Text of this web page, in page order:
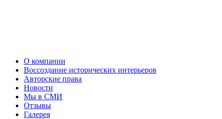
О компании
Воссоздание исторических интерьеров
Авторские права
Новости
Мы в СМИ
Отзывы
Галерея